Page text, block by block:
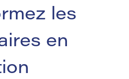
les
en